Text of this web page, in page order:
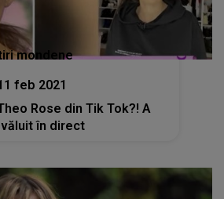
mondene
feb 2021
Rose din Tik Tok?! A
în direct